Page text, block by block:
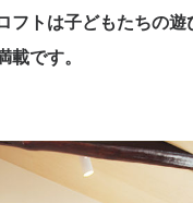
フトは子どもたちの遊
です。